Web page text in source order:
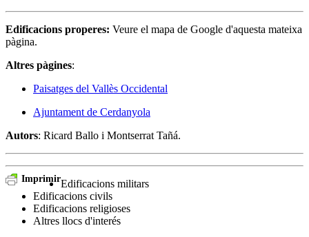
Edificacions properes: Veure el mapa de Google d'aquesta mateixa
pàgina.
Altres pàgines:
Paisatges del Vallès Occidental
Ajuntament de Cerdanyola
Autors: Ricard Ballo i Montserrat Tañá.
ImprimirEdificacions militars
Edificacions civils
Edificacions religioses
Altres llocs d'interés